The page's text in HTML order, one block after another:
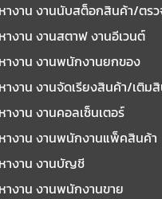
หางาน งานนับสต็อกสินค้า/ตร
หางาน งานสตาฟ งานอีเวนต์
หางาน งานพนักงานยกของ
หางาน งานจัดเรียงสินค้า/เติม
หางาน งานคอลเซ็นเตอร์
หางาน งานพนักงานแพ็คสินค้า
หางาน งานบัญชี
หางาน งานพนักงานขาย